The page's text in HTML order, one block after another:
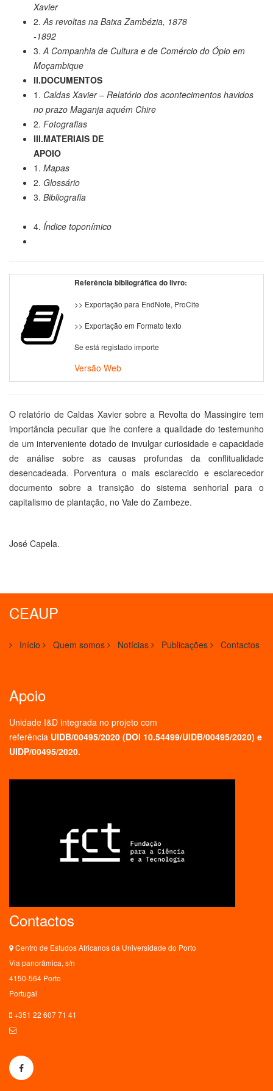
Xavier
2. As revoltas na Baixa Zambézia, 1878
-1892
3. A Companhia de Cultura e de Comércio do Ópio em
Moçambique
II.DOCUMENTOS
1. Caldas Xavier – Relatório dos acontecimentos havidos
no prazo Maganja aquém Chire
2. Fotografias
III.MATERIAIS DE
APOIO
1. Mapas
2. Glossário
3. Bibliografia
4. Índice toponímico
Referência bibliográfica do livro:
>> Exportação para EndNote, ProCite
>> Exportação em Formato texto
Se está registado importe
Versão Web
O relatório de Caldas Xavier sobre a Revolta do Massingire tem
importância peculiar que lhe confere a qualidade do testemunho
de um interveniente dotado de invulgar curiosidade e capacidade
de análise sobre as causas profundas da conflitualidade
desencadeada. Porventura o mais esclarecido e esclarecedor
documento sobre a transição do sistema senhorial para o
capitalismo de plantação, no Vale do Zambeze.
José Capela.
CEAUP
Início Quem somos Notícias Publicações Contactos
Apoio
Unidade I&D integrada no projeto com
referência UIDB/00495/2020 (DOI 10.54499/UIDB/00495/2020) e
UIDP/00495/2020.
Contactos
Centro de Estudos Africanos da Universidade do Porto
Via panorâmica, s/n
4150-564 Porto
Portugal
+351 22 607 71 41